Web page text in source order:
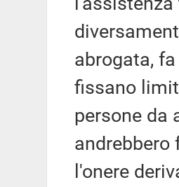
abrogata,
fissano
persone da
andrebbero
l'onere